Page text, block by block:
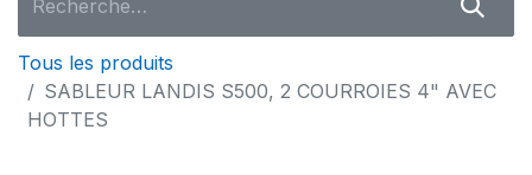
Tous les produits
SABLEUR LANDIS S500, 2 COURROIES 4" AVEC
HOTTES